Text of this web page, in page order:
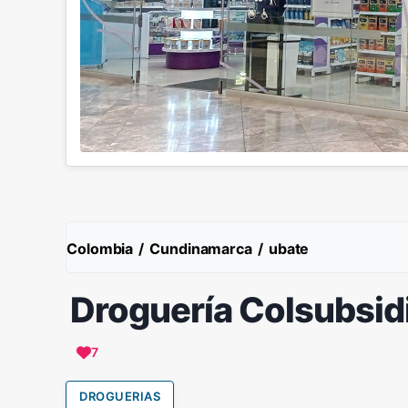
Colombia / Cundinamarca / ubate
Droguería
7
DROGUERIAS